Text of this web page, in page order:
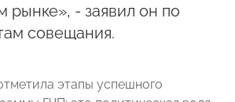
рынке», - заявил он по
совещания.
этапы успешного